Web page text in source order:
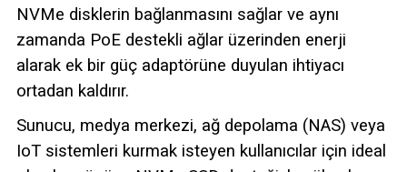
NVMe disklerin bağlanmasını sağlar ve aynı
zamanda PoE destekli ağlar üzerinden enerji
alarak ek bir güç adaptörüne duyulan ihtiyacı
ortadan kaldırır.
Sunucu, medya merkezi, ağ depolama (NAS) veya
IoT sistemleri kurmak isteyen kullanıcılar için ideal